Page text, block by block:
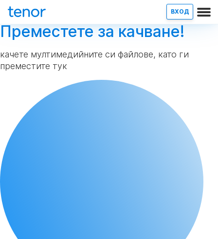
ВХОД
Преместете за качване!
качете мултимедийните си файлове, като ги
преместите тук